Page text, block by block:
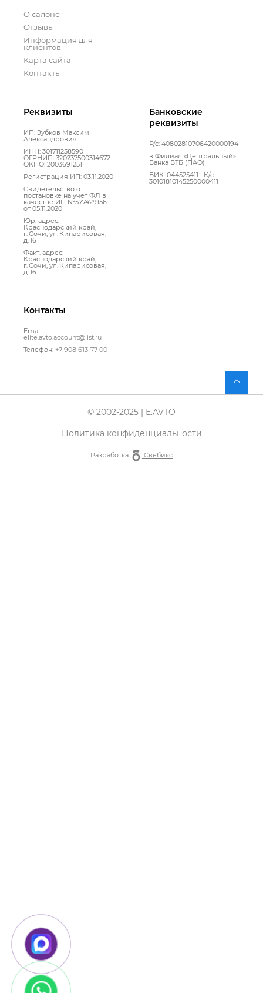
О салоне
Отзывы
Информация для
клиентов
Карта сайта
Контакты
Реквизиты
ИП: Зубков Максим
Александрович
ИНН: 301711258590 |
ОГРНИП: 320237500314672 |
ОКПО: 2003691251
Регистрация ИП: 03.11.2020
Свидетельство о
постановке на учет ФЛ в
качестве ИП №577429156
от 05.11.2020
Юр. адрес:
Краснодарский край,
г. Сочи, ул. Кипарисовая,
д. 16
Факт. адрес:
Краснодарский край,
г. Сочи, ул. Кипарисовая,
д. 16
Банковские
реквизиты
Р/с: 40802810706420000194
в Филиал «Центральный»
Банка ВТБ (ПАО)
БИК: 044525411 | К/с:
30101810145250000411
Контакты
Email:
elite.avto.account@list.ru
Телефон: +7 908 613-77-00
© 2002-2025 | E.AVTO
Политика конфиденциальности
Разработка Свебикс